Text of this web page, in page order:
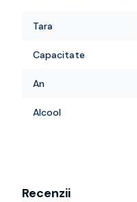
Tara
Capacitate
An
Alcool
Recenzii